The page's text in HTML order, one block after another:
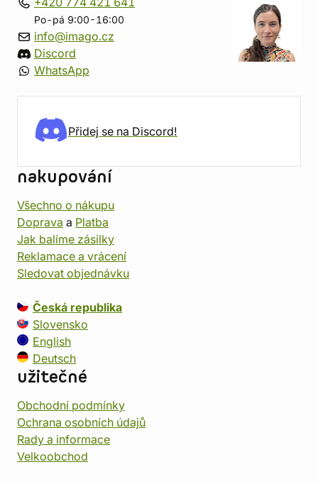
Po-pá 9:00-16:00
info@imago.cz
Discord
WhatsApp
Přidej se na Discord!
nakupování
Všechno o nákupu
Doprava a Platba
Jak balíme zásilky
Reklamace a vrácení
Sledovat objednávku
Česká republika
Slovensko
English
Deutsch
užitečné
Obchodní podmínky
Ochrana osobních údajů
Rady a informace
Velkoobchod